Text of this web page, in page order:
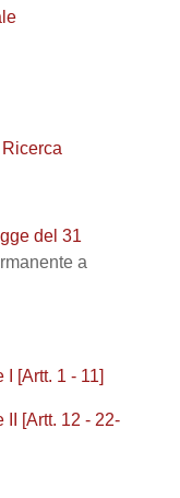
del 31
a
[Artt. 1 - 11]
II [Artt. 12 - 22-